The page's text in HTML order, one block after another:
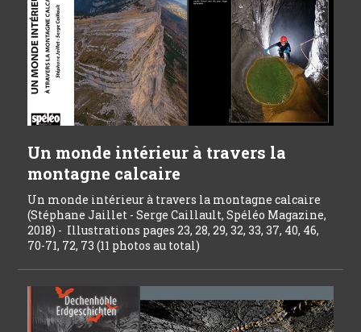
Un monde intérieur à travers la
montagne calcaire
Un monde intérieur à travers la montagne calcaire
(Stéphane Jaillet - Serge Caillault, Spéléo Magazine,
2018) - Illustrations pages 23, 28, 29, 32, 33, 37, 40, 46,
70-71, 72, 73 (11 photos au total)